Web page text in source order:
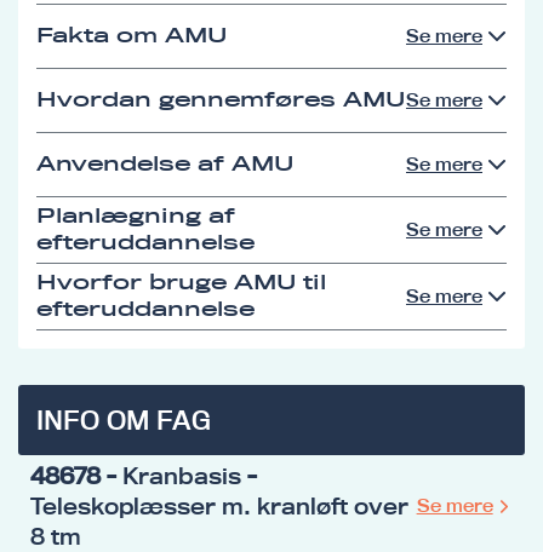
Fakta om AMU Se mere
Hvordan gennemføres AMUSe mere
Anvendelse af AMU Se mere
Planlægning af
efteruddannelse
Se mere
Hvorfor bruge AMU til
efteruddannelse
Se mere
INFO OM FAG
48678- Kranbasis -
Teleskoplæsser m. kranløft over
8 tm
Se mere